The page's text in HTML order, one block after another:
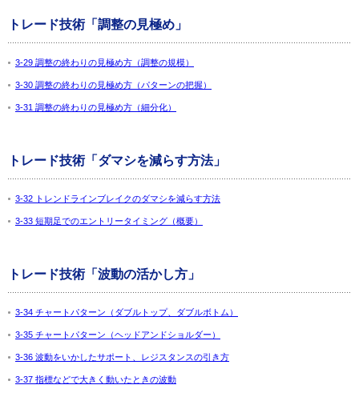
トレード技術「調整の見極め」
3-29 調整の終わりの見極め方（調整の規模）
3-30 調整の終わりの見極め方（パターンの把握）
3-31 調整の終わりの見極め方（細分化）
トレード技術「ダマシを減らす方法」
3-32 トレンドラインブレイクのダマシを減らす方法
3-33 短期足でのエントリータイミング（概要）
トレード技術「波動の活かし方」
3-34 チャートパターン（ダブルトップ、ダブルボトム）
3-35 チャートパターン（ヘッドアンドショルダー）
3-36 波動をいかしたサポート、レジスタンスの引き方
3-37 指標などで大きく動いたときの波動